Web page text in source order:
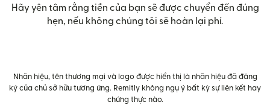
Hãy yên tâm rằng tiền của bạn sẽ được chuyển đến đúng
hẹn, nếu không chúng tôi sẽ hoàn lại phí.
Nhãn hiệu, tên thương mại và logo được hiển thị là nhãn hiệu đã đăng
ký của chủ sở hữu tương ứng. Remitly không ngụ ý bất kỳ sự liên kết hay
chứng thực nào.